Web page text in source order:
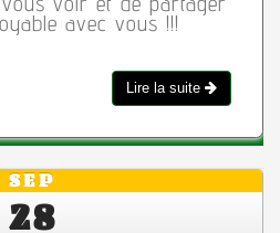
avec vous !!!
Lire la suite
SEP
28